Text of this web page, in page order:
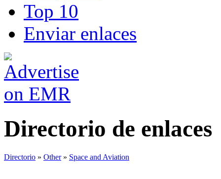
Top 10
Enviar enlaces
Directorio de enlaces
Directorio » Other» Space and Aviation